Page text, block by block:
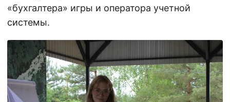
«бухгалтера» игры и оператора учетной
системы.